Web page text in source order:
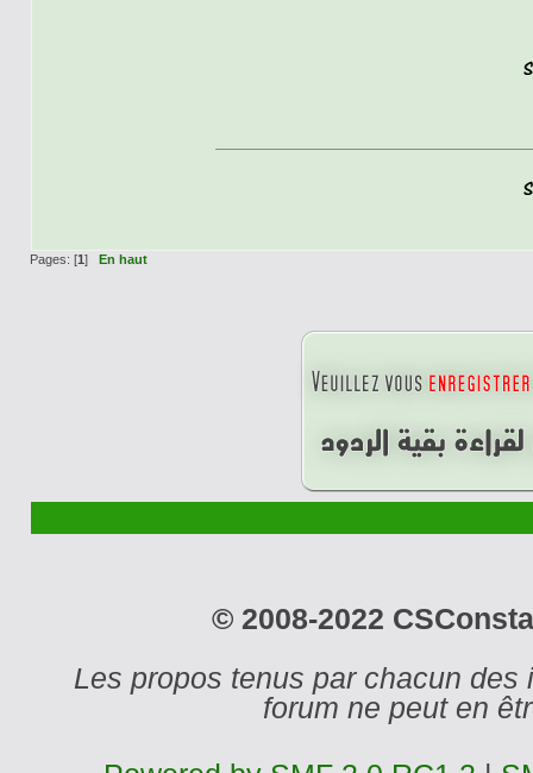
Pages: [1] En haut
© 2008-2022
Les propos tenus par chacun
forum ne peut en